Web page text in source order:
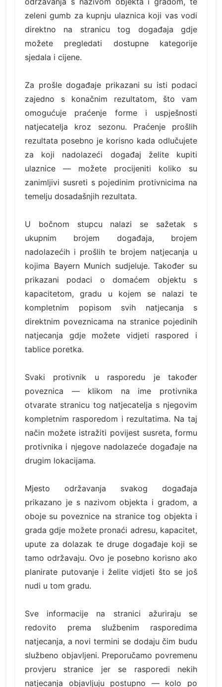
zeleni gumb za kupnju ulaznica koji vas vodi
direktno na stranicu tog događaja gdje
možete pregledati dostupne kategorije
sjedala i cijene.
Za prošle događaje prikazani su isti podaci
zajedno s konačnim rezultatom, što vam
omogućuje praćenje forme i uspješnosti
natjecatelja kroz sezonu. Praćenje prošlih
rezultata posebno je korisno kada odlučujete
za koji nadolazeći događaj želite kupiti
ulaznice — možete procijeniti koliko su
zanimljivi susreti s pojedinim protivnicima na
temelju dosadašnjih rezultata.
U bočnom stupcu nalazi se sažetak s
ukupnim brojem događaja, brojem
nadolazećih i prošlih te brojem natjecanja u
kojima Bayern Munich sudjeluje. Također su
prikazani podaci o domaćem objektu s
kapacitetom, gradu u kojem se nalazi te
kompletnim popisom svih natjecanja s
direktnim poveznicama na stranice pojedinih
natjecanja gdje možete vidjeti raspored i
tablice poretka.
Svaki protivnik u rasporedu je također
poveznica — klikom na ime protivnika
otvarate stranicu tog natjecatelja s njegovim
kompletnim rasporedom i rezultatima. Na taj
način možete istražiti povijest susreta, formu
protivnika i njegove nadolazeće događaje na
drugim lokacijama.
Mjesto održavanja svakog događaja
prikazano je s nazivom objekta i gradom, a
oboje su poveznice na stranice tog objekta i
grada gdje možete pronaći adresu, kapacitet,
upute za dolazak te druge događaje koji se
tamo održavaju. Ovo je posebno korisno ako
planirate putovanje i želite vidjeti što se još
nudi u tom gradu.
Sve informacije na stranici ažuriraju se
redovito prema službenim rasporedima
natjecanja, a novi termini se dodaju čim budu
službeno objavljeni. Preporučamo povremenu
provjeru stranice jer se rasporedi nekih
natjecanja objavljuju postupno — kolo po